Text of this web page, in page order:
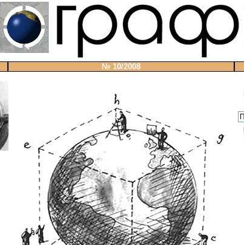
№ 10/2008